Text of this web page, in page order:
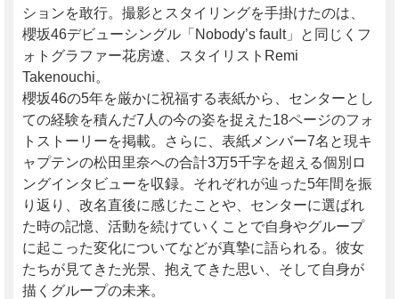
ションを敢行。撮影とスタイリングを手掛けたのは、
櫻坂46デビューシングル「Nobody’s fault」と同じくフ
ォトグラファー花房遼、スタイリストRemi
Takenouchi。
櫻坂46の5年を厳かに祝福する表紙から、センターとし
ての経験を積んだ7人の今の姿を捉えた18ページのフォ
トストーリーを掲載。さらに、表紙メンバー7名と現キ
ャプテンの松田里奈への合計3万5千字を超える個別ロ
ングインタビューを収録。それぞれが辿った5年間を振
り返り、改名直後に感じたことや、センターに選ばれ
た時の記憶、活動を続けていくことで自身やグループ
に起こった変化についてなどが真摯に語られる。彼女
たちが見てきた光景、抱えてきた思い、そして自身が
描くグループの未来。